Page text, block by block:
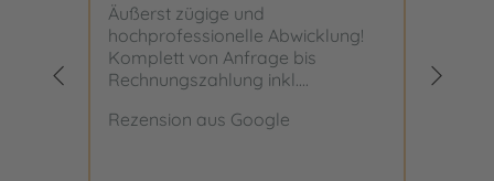
Äußerst zügige und
hochprofessionelle Abwicklung!
Komplett von Anfrage bis
Rechnungszahlung inkl....
Rezension aus Google